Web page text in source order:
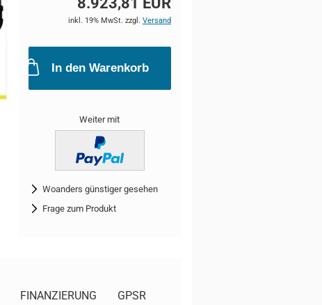
inkl. 19% MwSt. zzgl. Versand
In den Warenkorb
Weiter mit
Woanders günstiger gesehen
Frage zum Produkt
FINANZIERUNG GPSR